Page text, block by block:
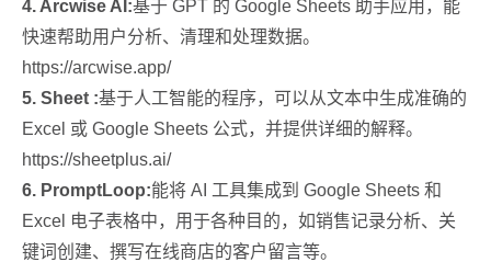
4. Arcwise AI:基于 GPT 的 Google Sheets 助手应用，能
快速帮助用户分析、清理和处理数据。
https://arcwise.app/
5. Sheet :基于人工智能的程序，可以从文本中生成准确的
Excel 或 Google Sheets 公式，并提供详细的解释。
https://sheetplus.ai/
6. PromptLoop:能将 AI 工具集成到 Google Sheets 和
Excel 电子表格中，用于各种目的，如销售记录分析、关
键词创建、撰写在线商店的客户留言等。